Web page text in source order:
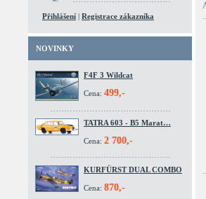
Přihlášení | Registrace zákazníka
NOVINKY
F4F 3 Wildcat
Cena: 499,-
TATRA 603 - B5 Marat…
Cena: 2 700,-
KURFÜRST DUAL COMBO
Cena: 870,-